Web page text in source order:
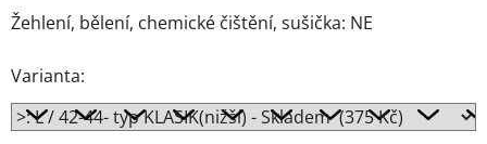
Žehlení, bělení, chemické čištění, sušička: NE
Varianta: